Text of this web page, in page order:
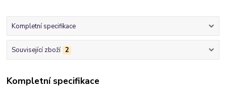
Kompletní specifikace
Související zboží 2
Kompletní specifikace